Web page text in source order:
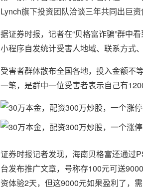
Lynch旗下投资团队洽谈三年共同出巨
据证券时报，记者在“贝格富诈骗”群中
小程序自发统计受害人地域、联系方式、
受害者群体散布全国各地，投入金额不
一笔，是群中一位受害者表示自己有
证券时报记者发现，海南贝格富还通过
台发布推广文章，号称存100元可送
资体验2天，但这9000元如果盈利了，